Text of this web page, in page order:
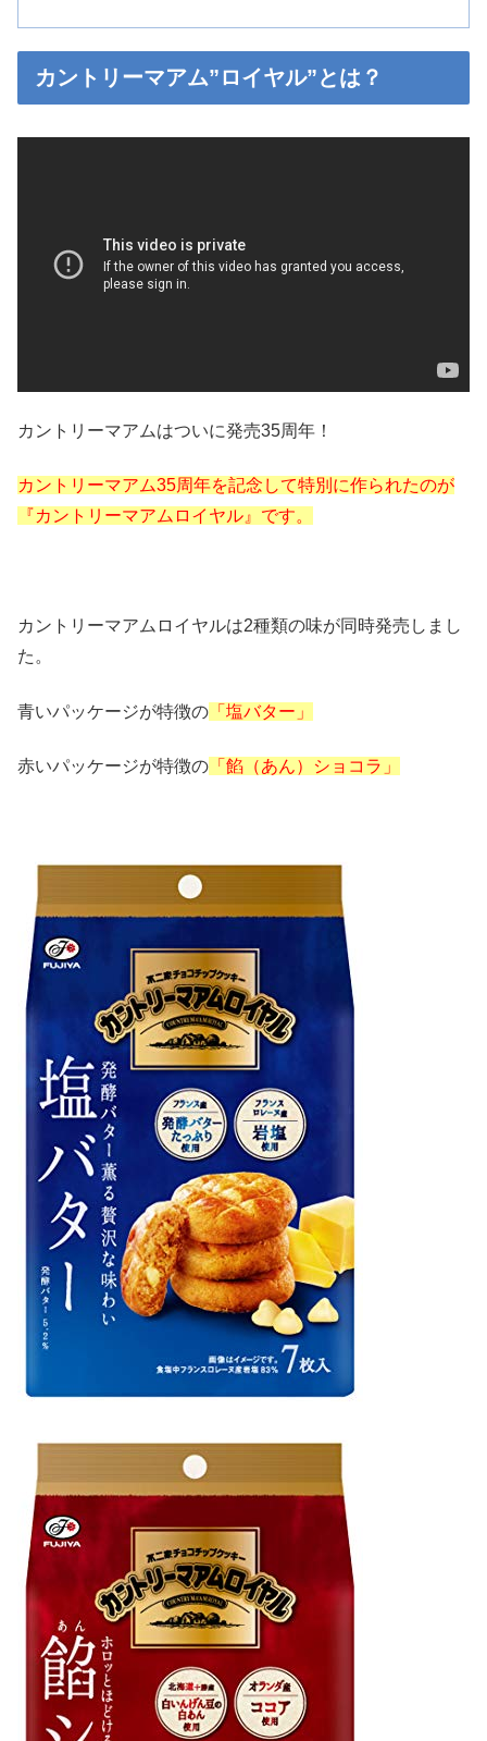
カントリーマアム”ロイヤル”とは？
カントリーマアムはついに発売35周年！
カントリーマアム35周年を記念して特別に作られたのが
『カントリーマアムロイヤル』です。
カントリーマアムロイヤルは2種類の味が同時発売しまし
た。
青いパッケージが特徴の 「塩バター」
赤いパッケージが特徴の 「餡（あん）ショコラ」